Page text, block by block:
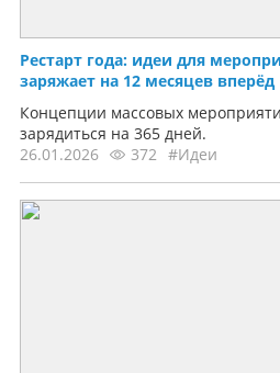
Рестарт года: идеи для
заряжает на 12 месяцев вперёд
Концепции массовых
зарядиться на 365 дней.
26.01.2026
372 #Идеи